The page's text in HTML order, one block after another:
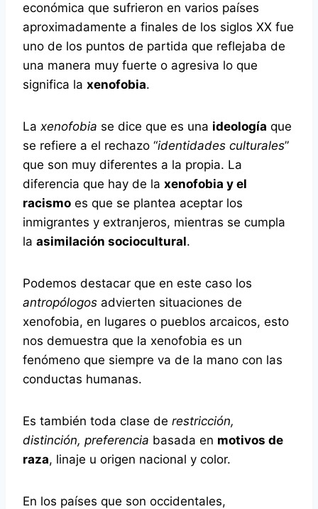
económica que sufrieron en varios países
aproximadamente a finales de los siglos XX fue
uno de los puntos de partida que reflejaba de
una manera muy fuerte o agresiva lo que
significa la xenofobia.
La xenofobia se dice que es una ideología que
se refiere a el rechazo “identidades culturales”
que son muy diferentes a la propia. La
diferencia que hay de la xenofobia y el
racismo es que se plantea aceptar los
inmigrantes y extranjeros, mientras se cumpla
la asimilación sociocultural.
Podemos destacar que en este caso los
antropólogos advierten situaciones de
xenofobia, en lugares o pueblos arcaicos, esto
nos demuestra que la xenofobia es un
fenómeno que siempre va de la mano con las
conductas humanas.
Es también toda clase de restricción,
distinción, preferencia basada en motivos de
raza, linaje u origen nacional y color.
En los países que son occidentales,